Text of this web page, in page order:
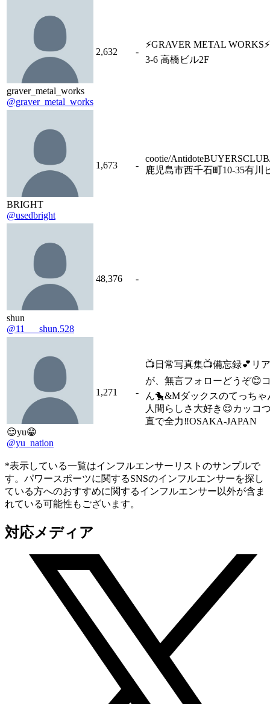
graver_metal_works
@graver_metal_works
2,632 -
⚡️GRAVER METAL
3-6 高橋ビル2F
BRIGHT
@usedbright
1,673 -
cootie/
鹿児島市西千石町10-35有川
shun
@11___shun.528
48,376 -
😌yu😁
@yu_nation
1,271 -
📺日常写真集📺備忘録💕リ
が、無言フォローどうぞ😊
ん🐤&Mダックスのてっち
人間らしさ大好き😌カッコ
直で全力‼️OSAKA-JAPAN
*表示している一覧はインフルエンサーリストのサンプルで
す。パワースポーツに関するSNSのインフルエンサーを探し
ている方へのおすすめに関するインフルエンサー以外が含ま
れている可能性もございます。
対応メディア